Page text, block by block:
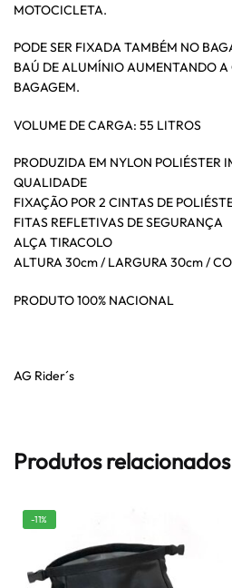
MOTOCICLETA.
PODE SER FIXADA TAMBÉM NO
BAÚ DE ALUMÍNIO AUMENTANDO A
BAGAGEM.
VOLUME DE CARGA: 55 LITROS
PRODUZIDA EM NYLON POLIÉSTER
QUALIDADE
FIXAÇÃO POR 2 CINTAS DE
FITAS REFLETIVAS DE SEGURANÇA
ALÇA TIRACOLO
ALTURA 30cm / LARGURA 30cm /
PRODUTO 100% NACIONAL
AG Rider´s
Produtos relacionados
-11%